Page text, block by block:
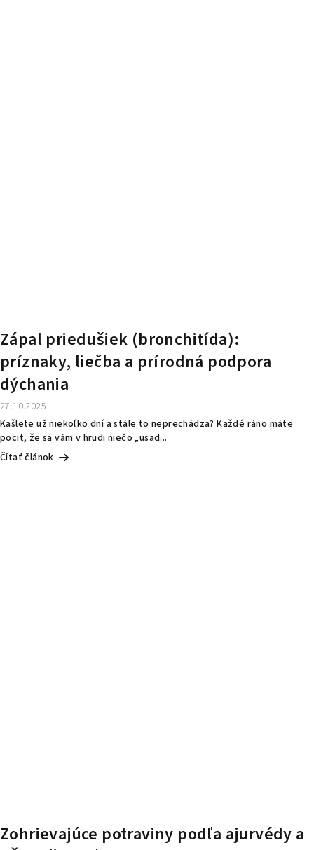
Zápal priedušiek (bronchitída):
príznaky, liečba a prírodná podpora
dýchania
27.10.2025
Kašlete už niekoľko dní a stále to neprechádza? Každé ráno máte
pocit, že sa vám v hrudi niečo „usad...
Čítať článok
Zohrievajúce potraviny podľa ajurvédy a